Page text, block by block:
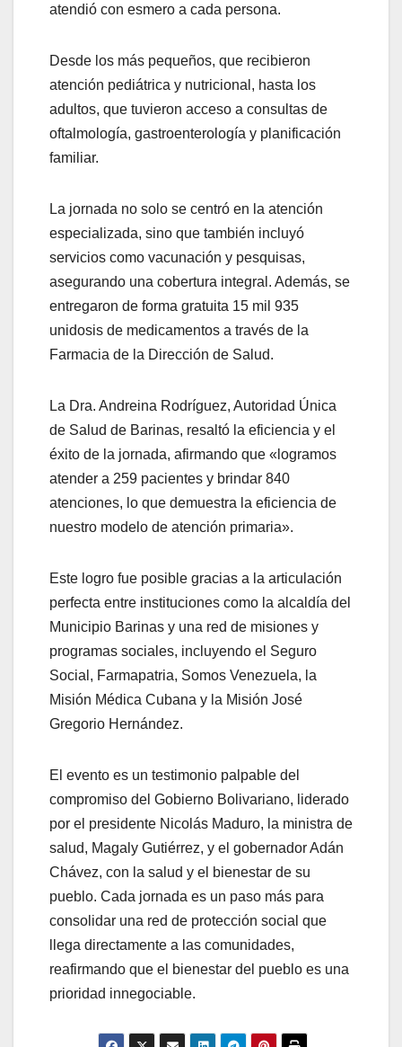
atendió con esmero a cada persona.
Desde los más pequeños, que recibieron
atención pediátrica y nutricional, hasta los
adultos, que tuvieron acceso a consultas de
oftalmología, gastroenterología y planificación
familiar.
La jornada no solo se centró en la atención
especializada, sino que también incluyó
servicios como vacunación y pesquisas,
asegurando una cobertura integral. Además, se
entregaron de forma gratuita 15 mil 935
unidosis de medicamentos a través de la
Farmacia de la Dirección de Salud.
La Dra. Andreina Rodríguez, Autoridad Única
de Salud de Barinas, resaltó la eficiencia y el
éxito de la jornada, afirmando que «logramos
atender a 259 pacientes y brindar 840
atenciones, lo que demuestra la eficiencia de
nuestro modelo de atención primaria».
Este logro fue posible gracias a la articulación
perfecta entre instituciones como la alcaldía del
Municipio Barinas y una red de misiones y
programas sociales, incluyendo el Seguro
Social, Farmapatria, Somos Venezuela, la
Misión Médica Cubana y la Misión José
Gregorio Hernández.
El evento es un testimonio palpable del
compromiso del Gobierno Bolivariano, liderado
por el presidente Nicolás Maduro, la ministra de
salud, Magaly Gutiérrez, y el gobernador Adán
Chávez, con la salud y el bienestar de su
pueblo. Cada jornada es un paso más para
consolidar una red de protección social que
llega directamente a las comunidades,
reafirmando que el bienestar del pueblo es una
prioridad innegociable.